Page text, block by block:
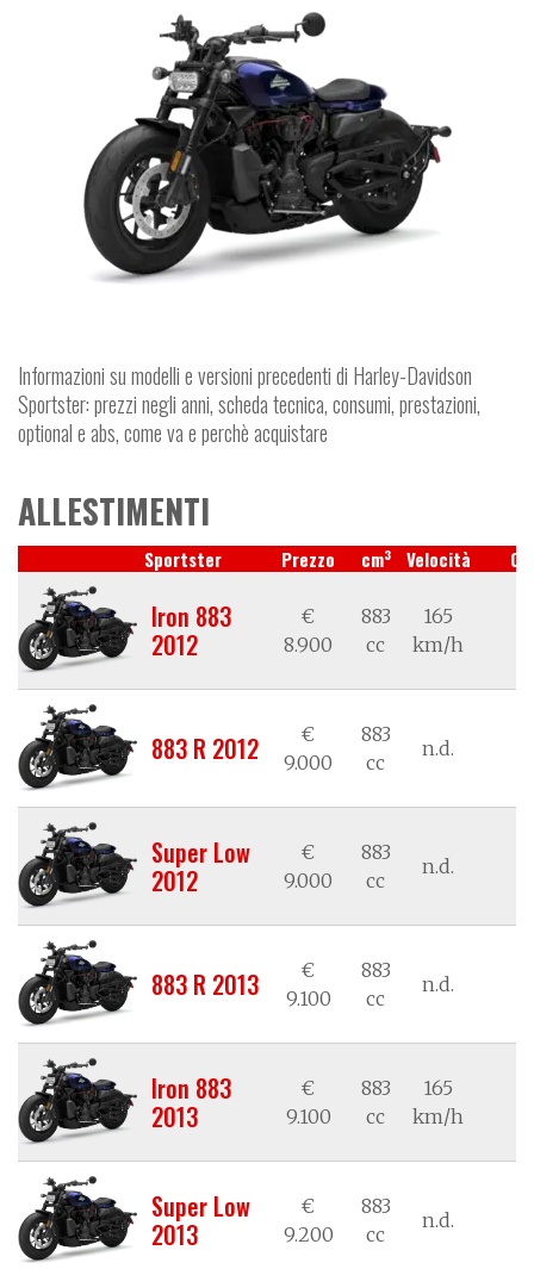
Informazioni su modelli e versioni precedenti di Harley-Davidson
Sportster: prezzi negli anni, scheda tecnica, consumi, prestazioni,
optional e abs, come va e perchè acquistare
ALLESTIMENTI
Sportster Prezzo cm3 Velocità
Iron 883
2012
€
8.900
883
cc
165
km/h
883 R 2012
€
9.000
883
cc
n.d.
Super Low
2012
€
9.000
883
cc
n.d.
883 R 2013
€
9.100
883
cc
n.d.
Iron 883
2013
€
9.100
883
cc
165
km/h
Super Low
2013
€
9.200
883
cc
n.d.